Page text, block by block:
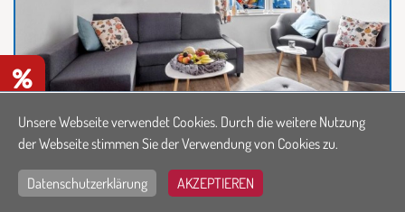
Unsere Webseite verwendet Cookies. Durch die weitere Nutzung
der Webseite stimmen Sie der Verwendung von Cookies zu.
Datenschutzerklärung AKZEPTIEREN
Johanne
Ferienwohnung in Büsum